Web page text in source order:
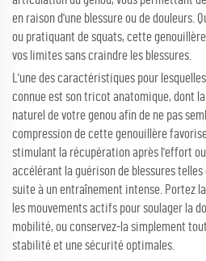
en raison d'une blessure ou de douleurs.
ou pratiquant de squats, cette
vos limites sans craindre les blessures.
L'une des caractéristiques pour
connue est son tricot anatomique, dont
naturel de votre genou afin de ne pas
compression de cette genouillère
stimulant la récupération après l'effort
accélérant la guérison de blessures
suite à un entraînement intense. Portez
les mouvements actifs pour soulager la
mobilité, ou conservez-la simplement
stabilité et une sécurité optimales.